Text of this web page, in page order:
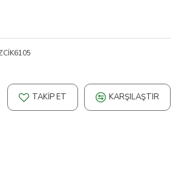
TAKIP ET KARŞILAŞTIR